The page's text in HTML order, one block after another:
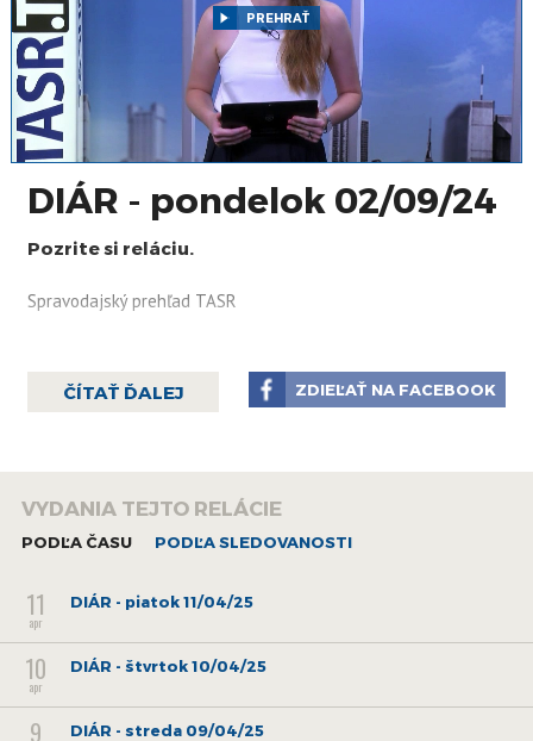
PREHRAŤ
DIÁR - pondelok 02/09/24
Pozrite si reláciu.
Spravodajský prehľad TASR
ČÍTAŤ ĎALEJ ZDIEĽAŤ NA FACEBOOK
VYDANIA TEJTO RELÁCIE
PODĽA ČASU PODĽA SLEDOVANOSTI
11
apr
DIÁR - piatok 11/04/25
10
apr
DIÁR - štvrtok 10/04/25
9 DIÁR - streda 09/04/25